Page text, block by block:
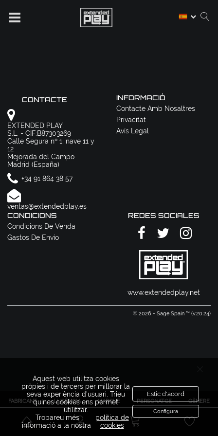
FABRICANT LLICÈNCIA MARQUE PERSONATGE GÈNERE
CONTACTE
EXTENDED PLAY,
S.L. - CIF:B87303269
Calle Segura nº 1, nave 11 y
12
Mejorada del Campo
Madrid (España)
+34 91 864 38 57
ventas@extendedplay.es
INFORMACIÓ
Contacte Amb Nosaltres
Privacitat
Avís Legal
CONDICIONS
Condicions De Venda
Gastos De Envío
REDES SOCIALES
www.extendedplay.net
© 2026 - Sage Spain ™ (v.20.24)
Aquest web utilitza cookies
pròpies i de tercers per millorar la
seva experiència d'usuari. Trieu
quines cookies ens permet
utilitzar.
Trobareu més
informació a la nostra
política de
cookies
Estic d'acord
Configura